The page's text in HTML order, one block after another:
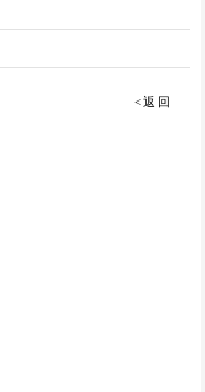
<返回